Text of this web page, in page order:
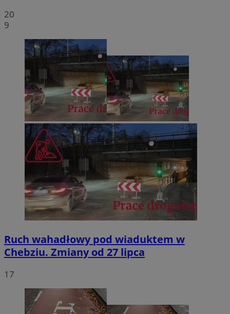
20
9
Ruch wahadłowy pod wiaduktem w
Chebziu. Zmiany od 27 lipca
17